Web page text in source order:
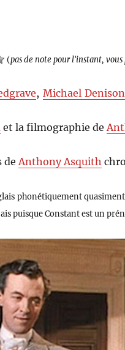
(pas de note pour l'instant,
, Michael Denison
et la filmographie de
de Anthony Asquith
phonétiquement
puisque Constant est un